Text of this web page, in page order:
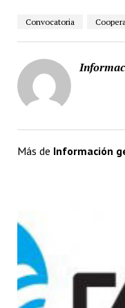
Convocatoria
Más de Información